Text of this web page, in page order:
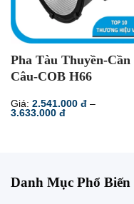
Pha Tàu Thuyền-Cần
Câu-COB H66
Giá: 2.541.000 đ –
3.633.000 đKhoảng
Danh Mục Phổ Biến